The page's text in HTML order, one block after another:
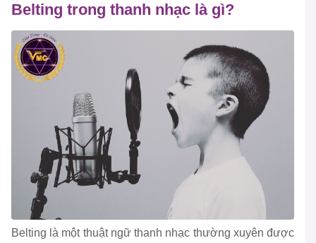
Belting trong thanh nhạc là gì?
Belting là một thuật ngữ thanh nhạc thường xuyên được